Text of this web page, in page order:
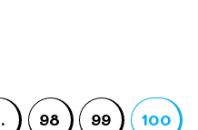
98 99 100